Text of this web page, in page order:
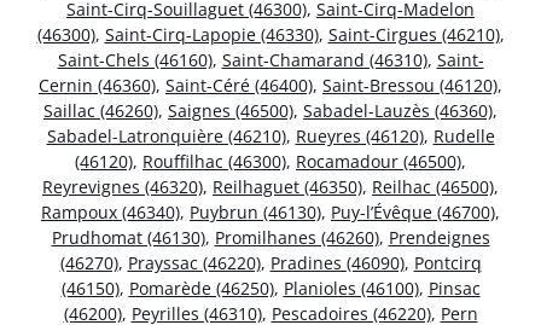
Saint-Cirq-Souillaguet (46300), Saint-Cirq-Madelon
(46300), Saint-Cirq-Lapopie (46330), Saint-Cirgues (46210),
Saint-Chels (46160), Saint-Chamarand (46310), Saint-
Cernin (46360), Saint-Céré (46400), Saint-Bressou (46120),
Saillac (46260), Saignes (46500), Sabadel-Lauzès (46360),
Sabadel-Latronquière (46210), Rueyres (46120), Rudelle
(46120), Rouffilhac (46300), Rocamadour (46500),
Reyrevignes (46320), Reilhaguet (46350), Reilhac (46500),
Rampoux (46340), Puybrun (46130), Puy-l’Évêque (46700),
Prudhomat (46130), Promilhanes (46260), Prendeignes
(46270), Prayssac (46220), Pradines (46090), Pontcirq
(46150), Pomarède (46250), Planioles (46100), Pinsac
(46200), Peyrilles (46310), Pescadoires (46220), Pern